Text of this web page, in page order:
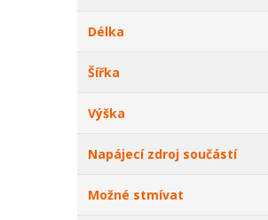
Délka
Šířka
Výška
Napájecí zdroj součástí
Možné stmívat